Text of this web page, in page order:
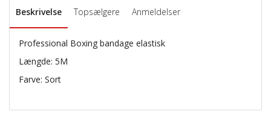
Beskrivelse Topsælgere Anmeldelser
Professional Boxing bandage elastisk
Længde: 5M
Farve: Sort